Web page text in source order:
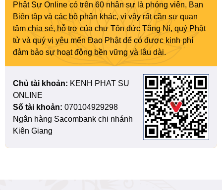
Phật Sự Online có trên 60 nhân sự là phóng viên, Ban
Biên tập và các bộ phận khác, vì vậy rất cần sự quan
tâm chia sẻ, hỗ trợ của chư Tôn đức Tăng Ni, quý Phật
tử và quý vị yêu mến Đạo Phật để có được kinh phí
đảm bảo sự hoạt động bền vững và lâu dài.
Chủ tài khoản: KENH PHAT SU
ONLINE
Số tài khoản: 070104929298
Ngân hàng Sacombank chi nhánh
Kiên Giang